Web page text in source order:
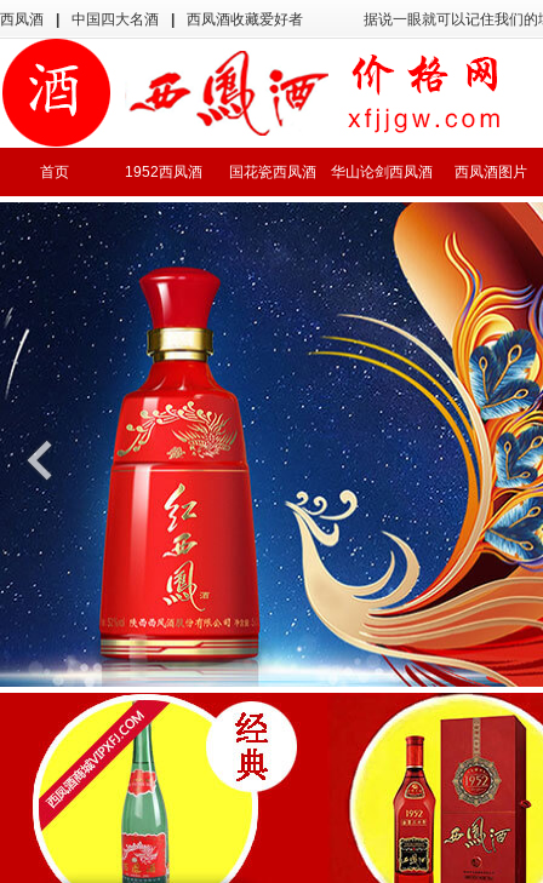
西凤酒 中国四大名酒 西凤酒收藏爱好者 据说一眼就可以记住我们
首页 1952西凤酒 国花瓷西凤酒 华山论剑西凤酒 西凤酒图片